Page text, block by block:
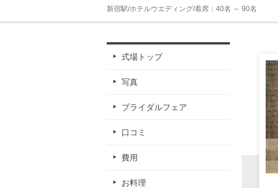
新宿駅/ホテルウエディング/着席：40名 ～ 90名
式場トップ
写真
ブライダルフェア
口コミ
費用
お料理